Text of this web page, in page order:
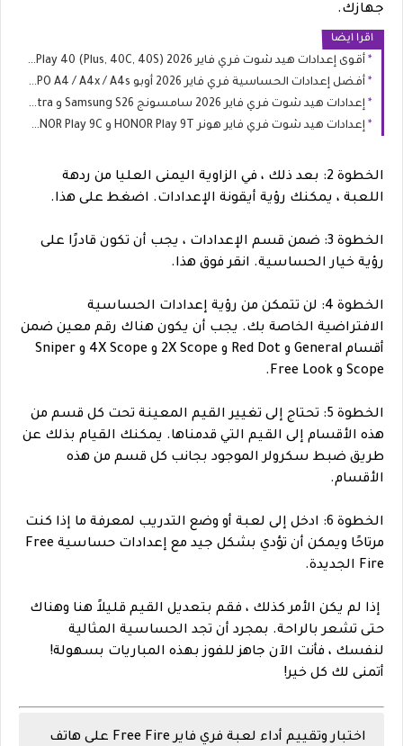
جهازك.
اقرا ايضا
أقوى إعدادات هيد شوت فري فاير 2026 HONOR Play 40 (Plus, 40C, 40S)
أفضل إعدادات الحساسية فري فاير 2026 أوبو OPPO A4 / A4x / A4s
إعدادات هيد شوت فري فاير 2026 سامسونج Samsung S26 و S26 Ultra
إعدادات هيد شوت فري فاير هونر HONOR Play 9T و HONOR Play 9C
الخطوة 2: بعد ذلك ، في الزاوية اليمنى العليا من ردهة
اللعبة ، يمكنك رؤية أيقونة الإعدادات. اضغط على هذا.
الخطوة 3: ضمن قسم الإعدادات ، يجب أن تكون قادرًا على
رؤية خيار الحساسية. انقر فوق هذا.
الخطوة 4: لن تتمكن من رؤية إعدادات الحساسية
الافتراضية الخاصة بك. يجب أن يكون هناك رقم معين ضمن
أقسام General و Red Dot و 2X Scope و 4X Scope و Sniper
Scope و Free Look.
الخطوة 5: تحتاج إلى تغيير القيم المعينة تحت كل قسم من
هذه الأقسام إلى القيم التي قدمناها. يمكنك القيام بذلك عن
طريق ضبط سكرولر الموجود بجانب كل قسم من هذه
الأقسام.
الخطوة 6: ادخل إلى لعبة أو وضع التدريب لمعرفة ما إذا كنت
مرتاحًا ويمكن أن تؤدي بشكل جيد مع إعدادات حساسية Free
Fire الجديدة.
إذا لم يكن الأمر كذلك ، فقم بتعديل القيم قليلاً هنا وهناك
حتى تشعر بالراحة. بمجرد أن تجد الحساسية المثالية
لنفسك ، فأنت الآن جاهز للفوز بهذه المباريات بسهولة!
أتمنى لك كل خير!
اختبار وتقييم أداء لعبة فري فاير Free Fire على هاتف